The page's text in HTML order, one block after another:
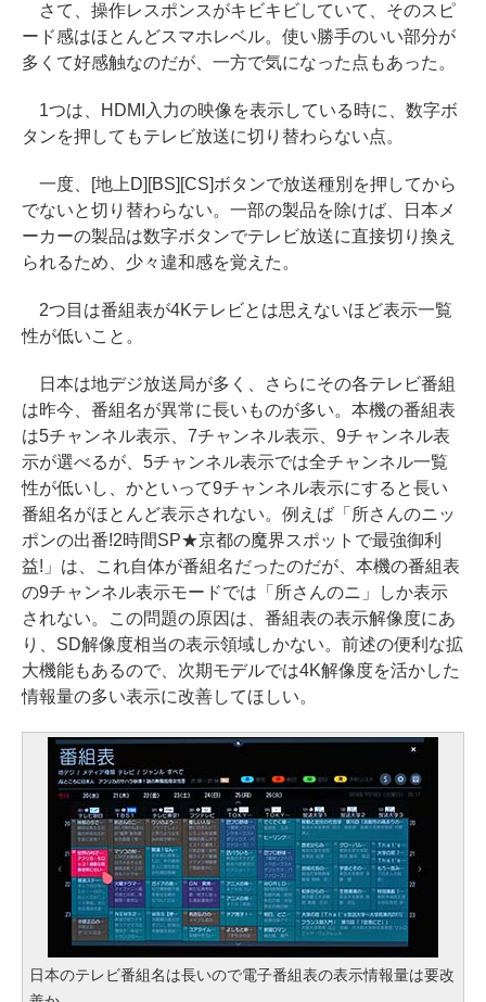
さて、操作レスポンスがキビキビしていて、そのスピ
ード感はほとんどスマホレベル。使い勝手のいい部分が
多くて好感触なのだが、一方で気になった点もあった。
1つは、HDMI入力の映像を表示している時に、数字ボ
タンを押してもテレビ放送に切り替わらない点。
一度、[地上D][BS][CS]ボタンで放送種別を押してから
でないと切り替わらない。一部の製品を除けば、日本メ
ーカーの製品は数字ボタンでテレビ放送に直接切り換え
られるため、少々違和感を覚えた。
2つ目は番組表が4Kテレビとは思えないほど表示一覧
性が低いこと。
日本は地デジ放送局が多く、さらにその各テレビ番組
は昨今、番組名が異常に長いものが多い。本機の番組表
は5チャンネル表示、7チャンネル表示、9チャンネル表
示が選べるが、5チャンネル表示では全チャンネル一覧
性が低いし、かといって9チャンネル表示にすると長い
番組名がほとんど表示されない。例えば「所さんのニッ
ポンの出番!2時間SP★京都の魔界スポットで最強御利
益!」は、これ自体が番組名だったのだが、本機の番組表
の9チャンネル表示モードでは「所さんのニ」しか表示
されない。この問題の原因は、番組表の表示解像度にあ
り、SD解像度相当の表示領域しかない。前述の便利な拡
大機能もあるので、次期モデルでは4K解像度を活かした
情報量の多い表示に改善してほしい。
日本のテレビ番組名は長いので電子番組表の表示情報量は要改